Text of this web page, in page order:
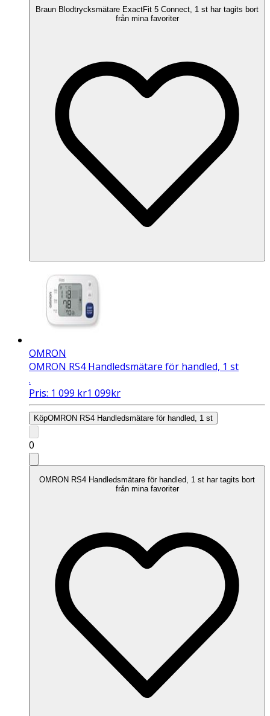
Braun Blodtrycksmätare ExactFit 5 Connect, 1 st har tagits bort
från mina favoriter
OMRON
OMRON RS4 Handledsmätare för handled, 1 st
.
Pris: 1 099 kr1 099kr
KöpOMRON RS4 Handledsmätare för handled, 1 st
0
OMRON RS4 Handledsmätare för handled, 1 st har tagits bort
från mina favoriter